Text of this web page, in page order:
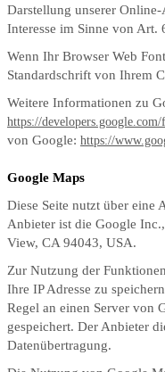
Darstellung unserer
Interesse im Sinne von Art.
Wenn Ihr Browser Web
Standardschrift von Ihrem
Weitere Informationen zu
https://developers.google.com/
von Google: https://
Google Maps
Diese Seite nutzt über eine
Anbieter ist die Google
View, CA 94043, USA.
Zur Nutzung der
Ihre IP Adresse zu
Regel an einen Server von
gespeichert. Der Anbieter
Datenübertragung.